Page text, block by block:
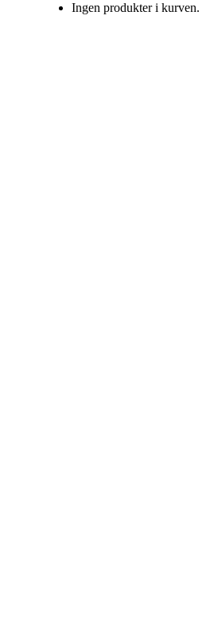
Ingen produkter i kurven.